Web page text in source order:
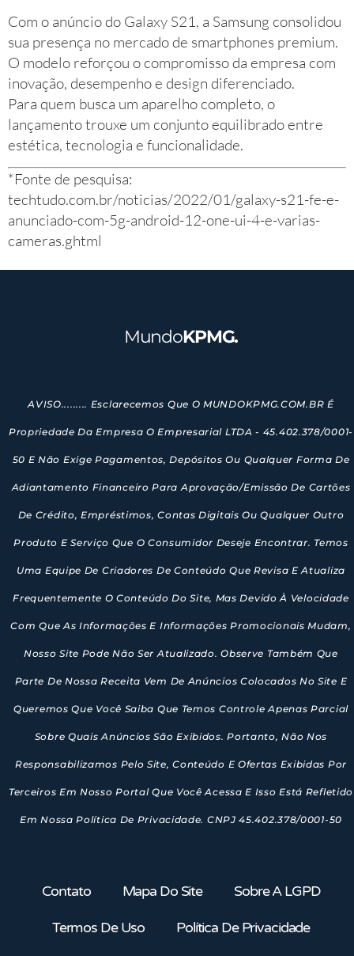
Com o anúncio do Galaxy S21, a Samsung consolidou
sua presença no mercado de smartphones premium.
O modelo reforçou o compromisso da empresa com
inovação, desempenho e design diferenciado.
Para quem busca um aparelho completo, o
lançamento trouxe um conjunto equilibrado entre
estética, tecnologia e funcionalidade.
*Fonte de pesquisa:
techtudo.com.br/noticias/2022/01/galaxy-s21-fe-e-
anunciado-com-5g-android-12-one-ui-4-e-varias-
cameras.ghtml
MundoKPMG.
AVISO......... Esclarecemos Que O MUNDOKPMG.COM.BR É
Propriedade Da Empresa O Empresarial LTDA - 45.402.378/0001-
50 E Não Exige Pagamentos, Depósitos Ou Qualquer Forma De
Adiantamento Financeiro Para Aprovação/emissão De Cartões
De Crédito, Empréstimos, Contas Digitais Ou Qualquer Outro
Produto E Serviço Que O Consumidor Deseje Encontrar. Temos
Uma Equipe De Criadores De Conteúdo Que Revisa E Atualiza
Frequentemente O Conteúdo Do Site, Mas Devido À Velocidade
Com Que As Informações E Informações Promocionais Mudam,
Nosso Site Pode Não Ser Atualizado. Observe Também Que
Parte De Nossa Receita Vem De Anúncios Colocados No Site E
Queremos Que Você Saiba Que Temos Controle Apenas Parcial
Sobre Quais Anúncios São Exibidos. Portanto, Não Nos
Responsabilizamos Pelo Site, Conteúdo E Ofertas Exibidas Por
Terceiros Em Nosso Portal Que Você Acessa E Isso Está Refletido
Em Nossa Política De Privacidade. CNPJ 45.402.378/0001-50
Contato Mapa Do Site Sobre A LGPD
Termos De Uso Política De Privacidade